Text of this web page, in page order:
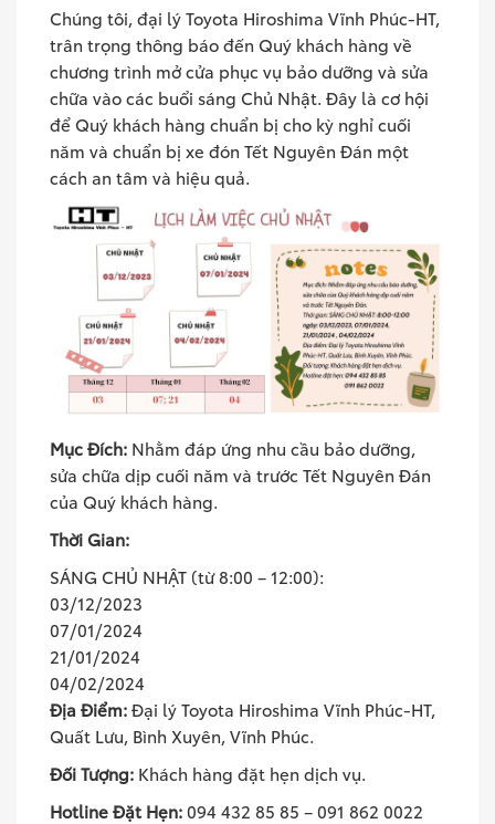
Tin tức & Khuyến mãi
Tìm Đại lý
Chúng tôi, đại lý Toyota Hiroshima Vĩnh Phúc-HT,
trân trọng thông báo đến Quý khách hàng về
chương trình mở cửa phục vụ bảo dưỡng và sửa
chữa vào các buổi sáng Chủ Nhật. Đây là cơ hội
để Quý khách hàng chuẩn bị cho kỳ nghỉ cuối
năm và chuẩn bị xe đón Tết Nguyên Đán một
cách an tâm và hiệu quả.
Mục Đích: Nhằm đáp ứng nhu cầu bảo dưỡng,
sửa chữa dịp cuối năm và trước Tết Nguyên Đán
của Quý khách hàng.
Thời Gian:
SÁNG CHỦ NHẬT (từ 8:00 – 12:00):
03/12/2023
07/01/2024
21/01/2024
04/02/2024
Địa Điểm:Đại lý Toyota Hiroshima Vĩnh Phúc-HT,
Quất Lưu, Bình Xuyên, Vĩnh Phúc.
Đối Tượng: Khách hàng đặt hẹn dịch vụ.
Hotline Đặt Hẹn:094 432 85 85 – 091 862 0022